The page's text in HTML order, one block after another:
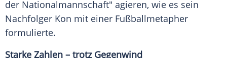
der Nationalmannschaft" agieren, wie es sein
Nachfolger Kon mit einer Fußballmetapher
formulierte.
Starke Zahlen – trotz Gegenwind